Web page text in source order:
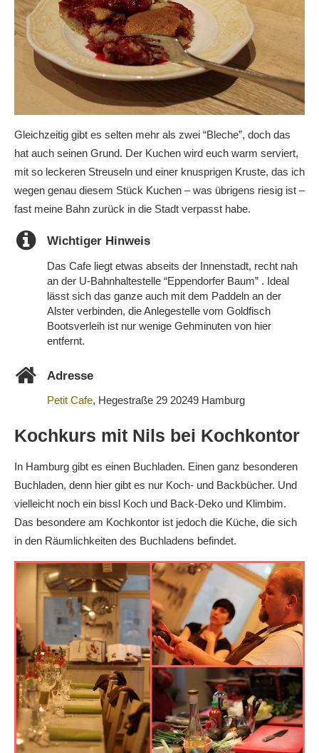
Gleichzeitig gibt es selten mehr als zwei “Bleche”, doch das
hat auch seinen Grund. Der Kuchen wird euch warm serviert,
mit so leckeren Streuseln und einer knusprigen Kruste, das ich
wegen genau diesem Stück Kuchen – was übrigens riesig ist –
fast meine Bahn zurück in die Stadt verpasst habe.
Wichtiger Hinweis
Das Cafe liegt etwas abseits der Innenstadt, recht nah
an der U-Bahnhaltestelle “Eppendorfer Baum” . Ideal
lässt sich das ganze auch mit dem Paddeln an der
Alster verbinden, die Anlegestelle vom Goldfisch
Bootsverleih ist nur wenige Gehminuten von hier
entfernt.
Adresse
Petit Cafe, Hegestraße 29 20249 Hamburg‎
Kochkurs mit Nils bei Kochkontor
In Hamburg gibt es einen Buchladen. Einen ganz besonderen
Buchladen, denn hier gibt es nur Koch- und Backbücher. Und
vielleicht noch ein bissl Koch und Back-Deko und Klimbim.
Das besondere am Kochkontor ist jedoch die Küche, die sich
in den Räumlichkeiten des Buchladens befindet.